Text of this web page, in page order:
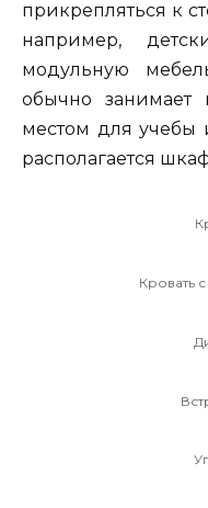
прикрепляться к
например,
модульную
обычно занимает
местом для учебы
располагается
Кровать